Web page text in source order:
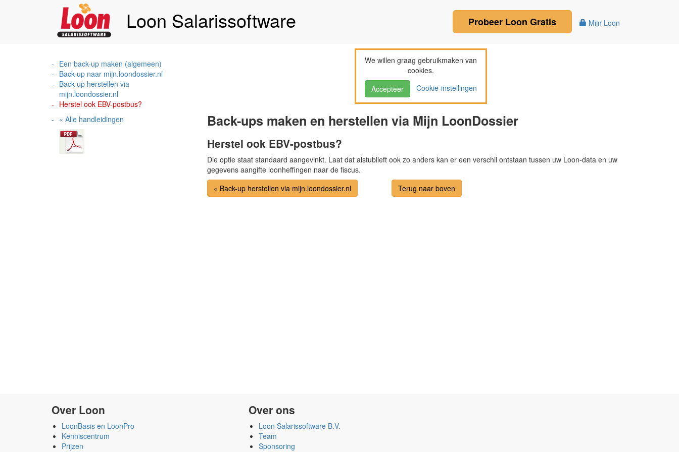
Loon Salarissoftware Mijn Loon
Probeer Loon Gratis
Een back-up maken (algemeen)
Back-up naar mijn.loondossier.nl
Back-up herstellen via
mijn.loondossier.nl
Herstel ook EBV-postbus?
« Alle handleidingen
We willen graag gebruikmaken van
cookies.
Accepteer
Cookie-instellingen
Back-ups maken en herstellen via Mijn LoonDossier
Herstel ook EBV-postbus?
Die optie staat standaard aangevinkt. Laat dat alstublieft ook zo anders kan er een verschil ontstaan tussen uw Loon-data en uw
gegevens aangifte loonheffingen naar de fiscus.
« Back-up herstellen via mijn.loondossier.nl
Terug naar boven
Over Loon
LoonBasis en LoonPro
Kenniscentrum
Prijzen
Over ons
Loon Salarissoftware B.V.
Team
Sponsoring